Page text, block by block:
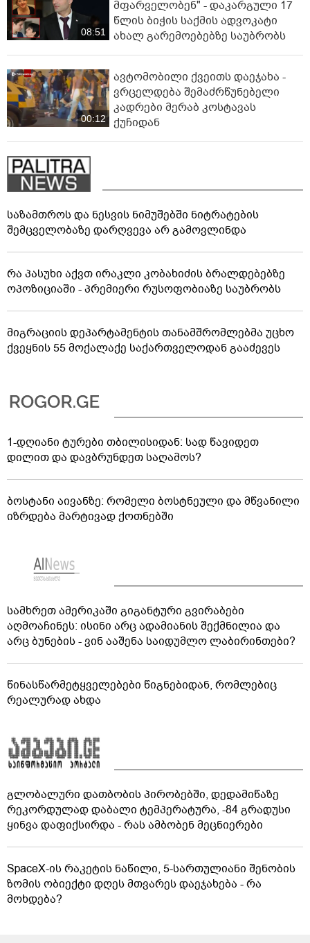
08:51
მფარველობენ" - დაკარგული 17
წლის ბიჭის საქმის ადვოკატი
ახალ გარემოებებზე საუბრობს
00:12
ავტომობილი ქვეითს დაეჯახა -
ვრცელდება შემაძრწუნებელი
კადრები მერაბ კოსტავას
ქუჩიდან
საზამთროს და ნესვის ნიმუშებში ნიტრატების
შემცველობაზე დარღვევა არ გამოვლინდა
რა პასუხი აქვთ ირაკლი კობახიძის ბრალდებებზე
ოპოზიციაში - პრემიერი რუსოფობიაზე საუბრობს
მიგრაციის დეპარტამენტის თანამშრომლებმა უცხო
ქვეყნის 55 მოქალაქე საქართველოდან გააძევეს
1-დღიანი ტურები თბილისიდან: სად წავიდეთ
დილით და დავბრუნდეთ საღამოს?
ბოსტანი აივანზე: რომელი ბოსტნეული და მწვანილი
იზრდება მარტივად ქოთნებში
სამხრეთ ამერიკაში გიგანტური გვირაბები
აღმოაჩინეს: ისინი არც ადამიანის შექმნილია და
არც ბუნების - ვინ ააშენა საიდუმლო ლაბირინთები?
წინასწარმეტყველებები წიგნებიდან, რომლებიც
რეალურად ახდა
გლობალური დათბობის პირობებში, დედამიწაზე
რეკორდულად დაბალი ტემპერატურა, -84 გრადუსი
ყინვა დაფიქსირდა - რას ამბობენ მეცნიერები
SpaceX-ის რაკეტის ნაწილი, 5-სართულიანი შენობის
ზომის ობიექტი დღეს მთვარეს დაეჯახება - რა
მოხდება?